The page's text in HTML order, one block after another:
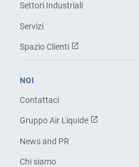
Settori Industriali
Servizi
Spazio Clienti
NOI
Contattaci
Gruppo Air Liquide
News and PR
Chi siamo